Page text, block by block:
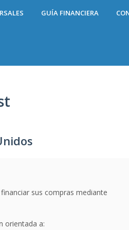
GUÍA FINANCIERA
sus compras mediante
orientada a: